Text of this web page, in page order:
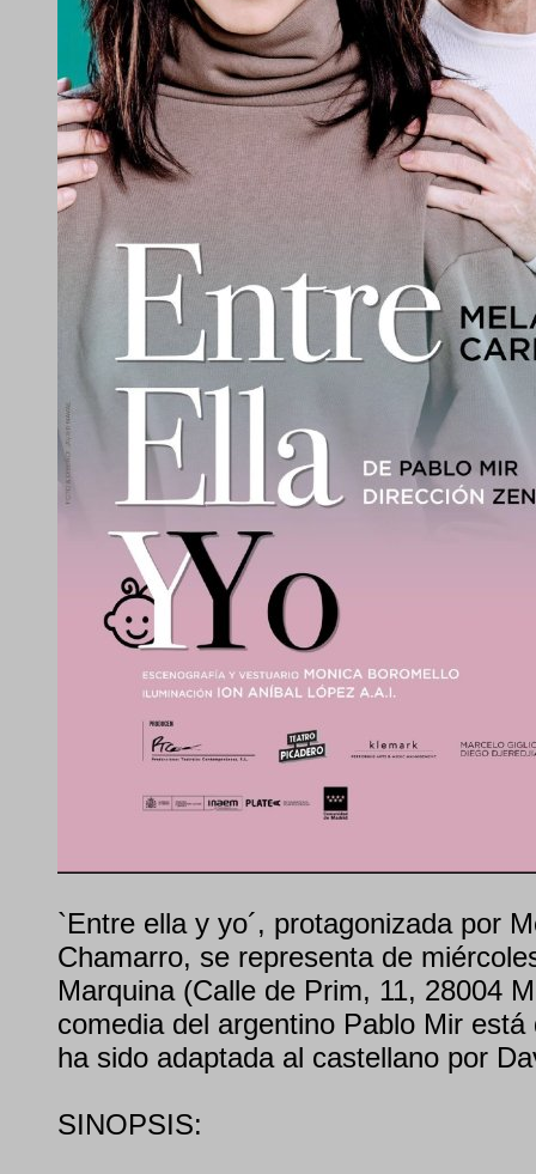
`Entre ella y yo´, protagonizada por
Chamarro, se representa de
Marquina (Calle de Prim, 11, 28004
comedia del argentino Pablo Mir
ha sido adaptada al castellano por
SINOPSIS: